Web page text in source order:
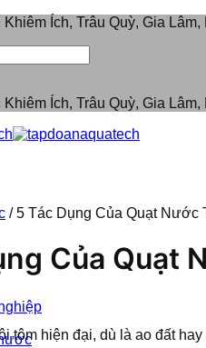
Ích, Trâu Quỳ, Gia Lâm,
Ích, Trâu Quỳ, Gia Lâm,
/5 Tác Dụng Của Quạt Nước
Của Quạt
tôm hiện đại, dù là ao đất hay